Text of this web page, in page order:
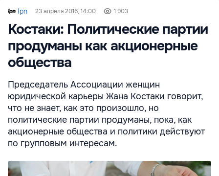
Ipn 23 апреля 2016, 14:00 1 903
Костаки: Политические партии
продуманы как акционерные
общества
Председатель Ассоциации женщин
юридической карьеры Жана Костаки говорит,
что не знает, как это произошло, но
политические партии продуманы, пока, как
акционерные общества и политики действуют
по групповым интересам.